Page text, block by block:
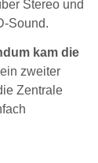
Stereo und
Sound.
kam die
zweiter
Zentrale